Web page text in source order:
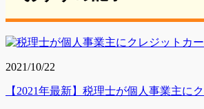
2021/10/22
【2021年最新】税理士が個人事業主に